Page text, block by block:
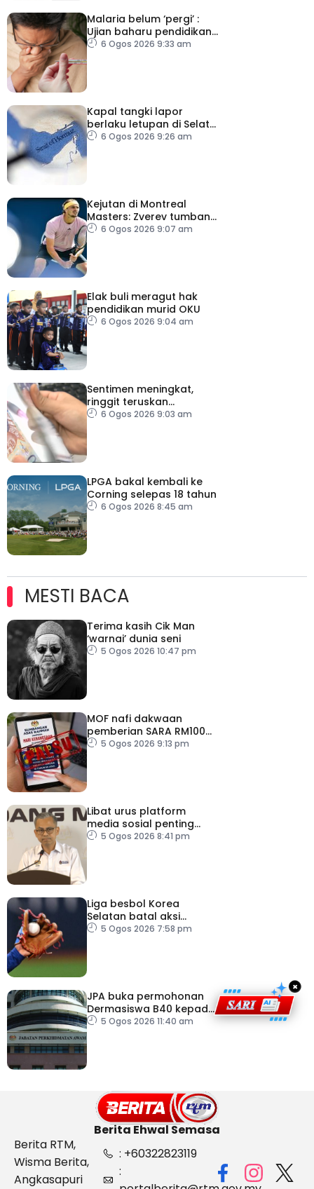
Malaria belum ‘pergi’ :
Ujian baharu pendidikan
perubatan dan sistem
6 Ogos 2026 9:33 am
Kapal tangki lapor
berlaku letupan di Selat
Hormuz ketika Iran-Oman
6 Ogos 2026 9:26 am
Kejutan di Montreal
Masters: Zverev tumbang,
Auger-Aliasime tarik diri
6 Ogos 2026 9:07 am
Elak buli meragut hak
pendidikan murid OKU
6 Ogos 2026 9:04 am
Sentimen meningkat,
ringgit teruskan
momentum mengukuh
6 Ogos 2026 9:03 am
LPGA bakal kembali ke
Corning selepas 18 tahun
6 Ogos 2026 8:45 am
MESTI BACA
Terima kasih Cik Man
‘warnai’ dunia seni
5 Ogos 2026 10:47 pm
MOF nafi dakwaan
pemberian SARA RM100
sempena Hari
5 Ogos 2026 9:13 pm
Libat urus platform
media sosial penting
bendung perbuatan
5 Ogos 2026 8:41 pm
Liga besbol Korea
Selatan batal aksi
susulan gelombang haba
5 Ogos 2026 7:58 pm
JPA buka permohonan
Dermasiswa B40 kepada
lepasan SPM
5 Ogos 2026 11:40 am
×
Berita Ehwal Semasa
Berita RTM,
Wisma Berita,
Angkasapuri
: +60322823119
: